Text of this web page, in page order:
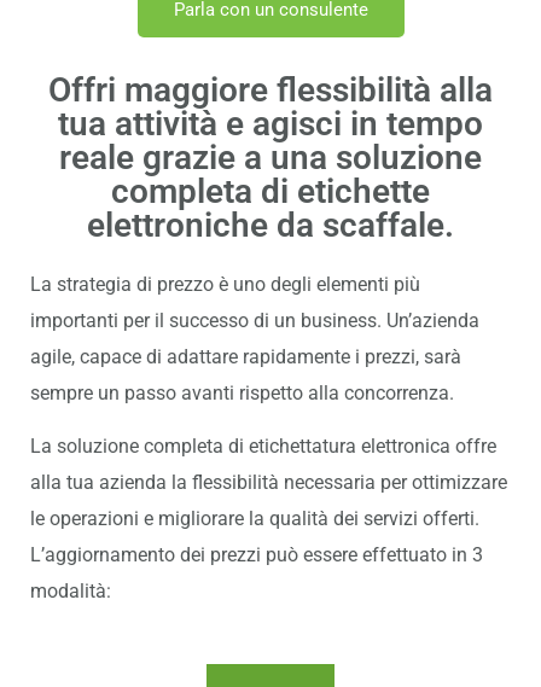
Parla con un consulente
Offri maggiore flessibilità alla
tua attività e agisci in tempo
reale grazie a una soluzione
completa di etichette
elettroniche da scaffale.
La strategia di prezzo è uno degli elementi più
importanti per il successo di un business. Un’azienda
agile, capace di adattare rapidamente i prezzi, sarà
sempre un passo avanti rispetto alla concorrenza.
La soluzione completa di etichettatura elettronica offre
alla tua azienda la flessibilità necessaria per ottimizzare
le operazioni e migliorare la qualità dei servizi offerti.
L’aggiornamento dei prezzi può essere effettuato in 3
modalità: